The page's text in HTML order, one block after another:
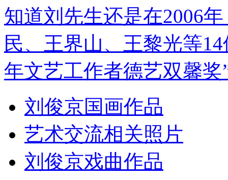
知道刘先生还是在2006
民、王界山、王黎光等
年文艺工作者德艺双馨
刘俊京国画作品
艺术交流相关照片
刘俊京戏曲作品